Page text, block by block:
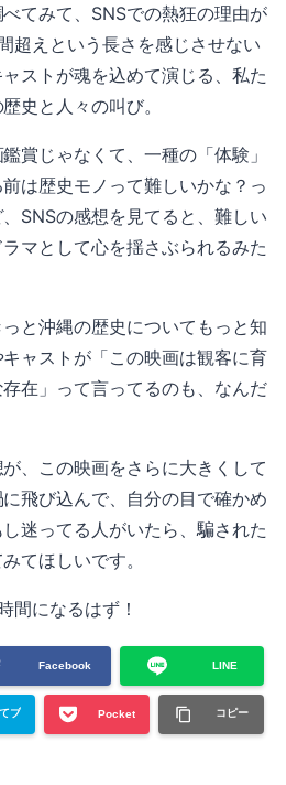
てみて、SNSでの熱狂の理由が
超えという長さを感じさせない
ャストが魂を込めて演じる、私た
史と人々の叫び。
賞じゃなくて、一種の「体験」
は歴史モノって難しいかな？っ
SNSの感想を見てると、難しい
マとして心を揺さぶられるみた
と沖縄の歴史についてもっと知
ャストが「この映画は観客に育
在」って言ってるのも、なんだ
、この映画をさらに大きくして
飛び込んで、自分の目で確かめ
迷ってる人がいたら、騙された
てほしいです。
間になるはず！
Facebook LINE
ブ Pocket コピー